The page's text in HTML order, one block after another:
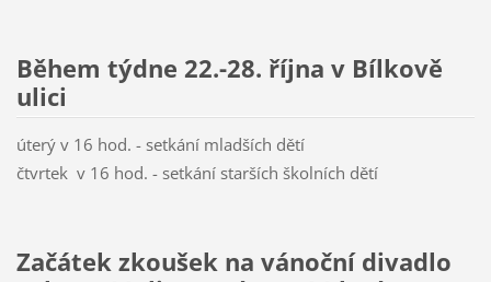
Během týdne 22.-28. října v Bílkově
ulici
úterý v 16 hod. - setkání mladších dětí
čtvrtek v 16 hod. - setkání starších školních dětí
Začátek zkoušek na vánoční divadlo